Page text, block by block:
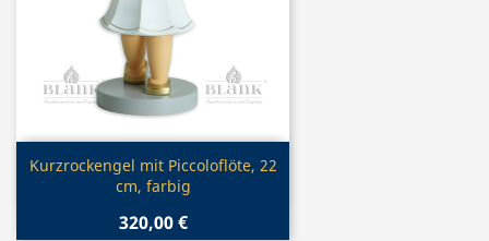
Vorschau
Kurzrockengel mit Piccoloflöte, 22
cm, farbig
320,00 €